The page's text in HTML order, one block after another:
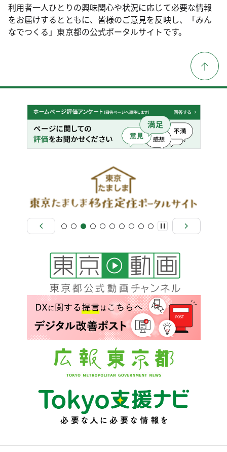
利用者一人ひとりの興味関心や状況に応じて必要な情報
をお届けするとともに、皆様のご意見を反映し、「みん
なでつくる」東京都の公式ポータルサイトです。